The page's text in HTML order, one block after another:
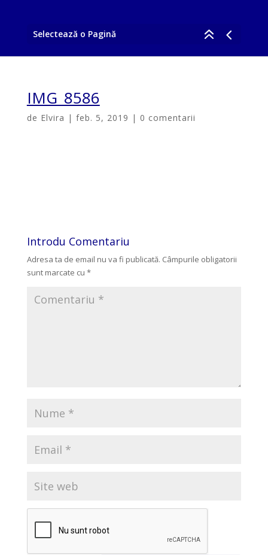
Selectează o Pagină
IMG_8586
de Elvira | feb. 5, 2019 | 0 comentarii
Introdu Comentariu
Adresa ta de email nu va fi publicată. Câmpurile obligatorii
sunt marcate cu *